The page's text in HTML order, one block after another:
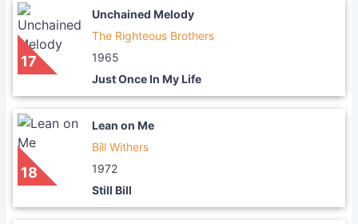
17
Unchained Melody
The Righteous Brothers
1965
Just Once In My Life
18
Lean on Me
Bill Withers
1972
Still Bill